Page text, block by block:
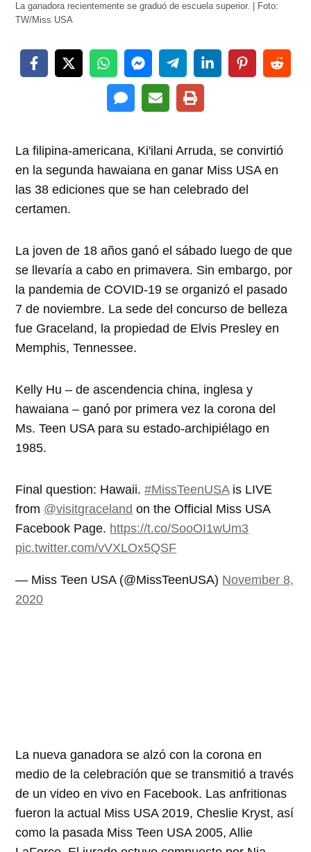
La ganadora recientemente se graduó de escuela superior. | Foto:
TW/Miss USA
La filipina-americana, Ki'ilani Arruda, se convirtió
en la segunda hawaiana en ganar Miss USA en
las 38 ediciones que se han celebrado del
certamen.
La joven de 18 años ganó el sábado luego de que
se llevaría a cabo en primavera. Sin embargo, por
la pandemia de COVID-19 se organizó el pasado
7 de noviembre. La sede del concurso de belleza
fue Graceland, la propiedad de Elvis Presley en
Memphis, Tennessee.
Kelly Hu – de ascendencia china, inglesa y
hawaiana – ganó por primera vez la corona del
Ms. Teen USA para su estado-archipiélago en
1985.
Final question: Hawaii.#MissTeenUSAis LIVE
from @visitgraceland on the Official Miss USA
Facebook Page. https://t.co/SooOI1wUm3
pic.twitter.com/vVXLOx5QSF
— Miss Teen USA (@MissTeenUSA) November 8,
2020
La nueva ganadora se alzó con la corona en
medio de la celebración que se transmitió a través
de un video en vivo en Facebook. Las anfritionas
fueron la actual Miss USA 2019, Cheslie Kryst, así
como la pasada Miss Teen USA 2005, Allie